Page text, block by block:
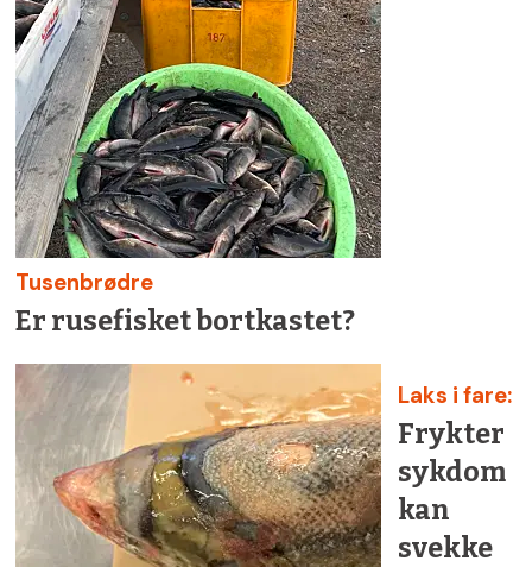
Tusenbrødre
Er rusefisket bortkastet?
Laks i fare:
Frykter
sykdom
kan
svekke